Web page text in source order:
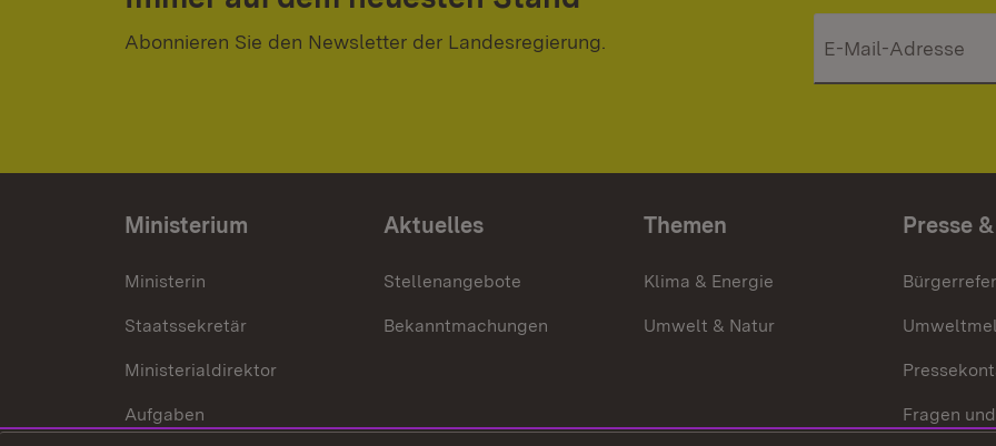
Abonnieren Sie den Newsletter der Landesregierung.
Ministerium
Ministerin
Staatssekretär
Ministerialdirektor
Aufgaben
Aktuelles
Stellenangebote
Bekanntmachungen
Themen
Klima & Energie
Umwelt & Natur
Presse
Fragen